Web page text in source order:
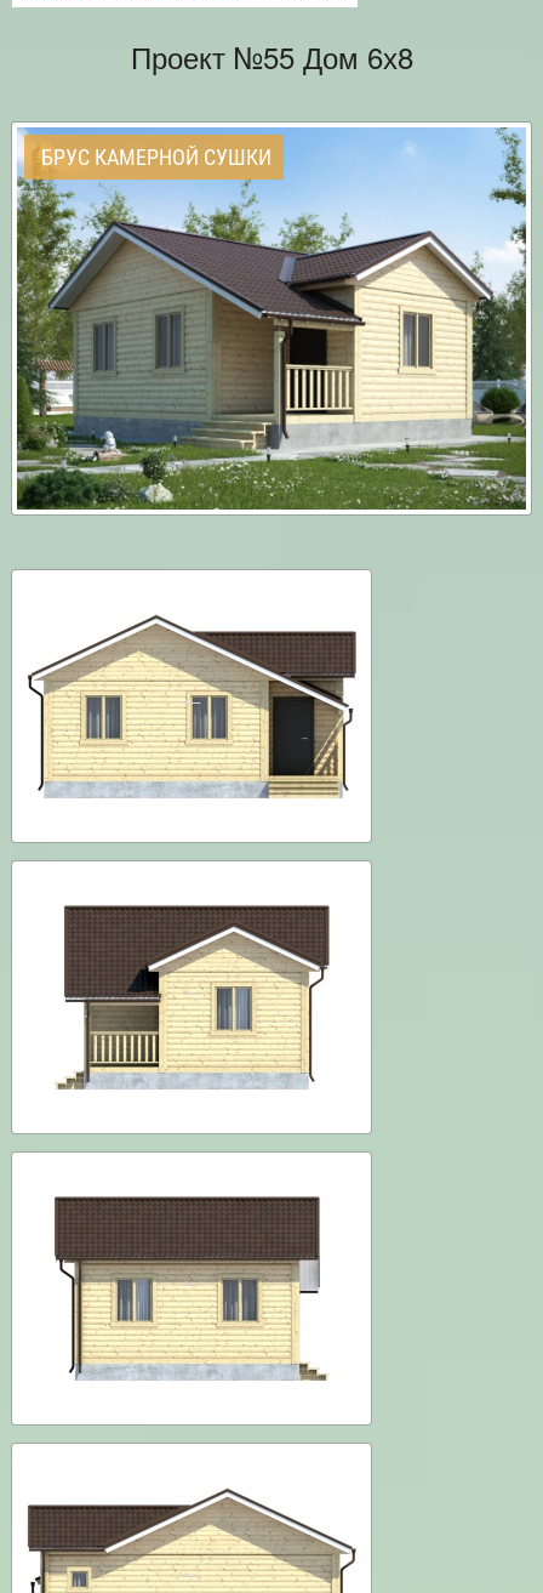
Проект №55 Дом 6х8
БРУС КАМЕРНОЙ СУШКИ